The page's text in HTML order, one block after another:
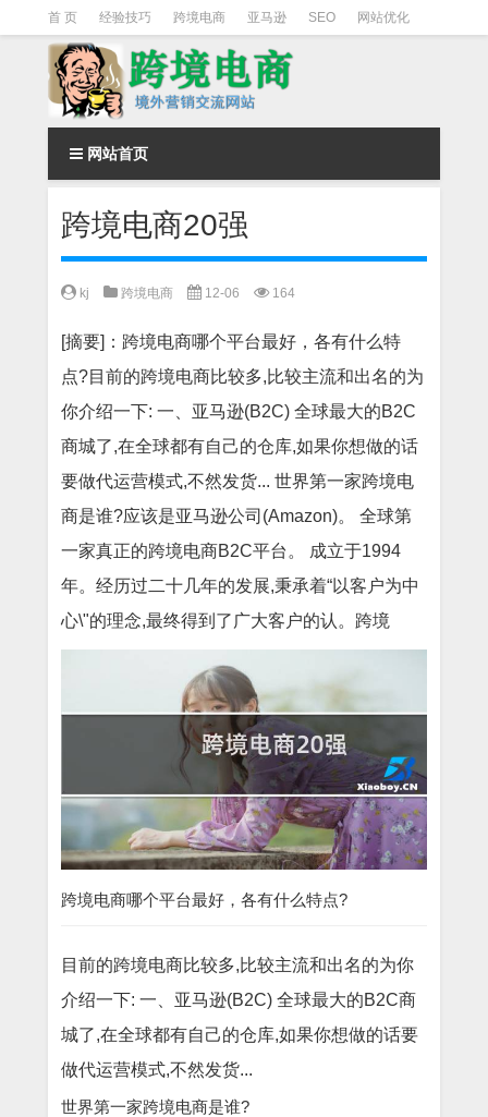
首 页 经验技巧 跨境电商 亚马逊 SEO 网站优化
Facebook营销 Facebook广告 facebook营销技巧
instagram营销
网站首页
跨境电商20强
kj 跨境电商 12-06 164
[摘要]：跨境电商哪个平台最好，各有什么特
点?目前的跨境电商比较多,比较主流和出名的为
你介绍一下: 一、亚马逊(B2C) 全球最大的B2C
商城了,在全球都有自己的仓库,如果你想做的话
要做代运营模式,不然发货... 世界第一家跨境电
商是谁?应该是亚马逊公司(Amazon)。 全球第
一家真正的跨境电商B2C平台。 成立于1994
年。经历过二十几年的发展,秉承着“以客户为中
心\"的理念,最终得到了广大客户的认。跨境
跨境电商哪个平台最好，各有什么特点?
目前的跨境电商比较多,比较主流和出名的为你
介绍一下: 一、亚马逊(B2C) 全球最大的B2C商
城了,在全球都有自己的仓库,如果你想做的话要
做代运营模式,不然发货...
世界第一家跨境电商是谁?